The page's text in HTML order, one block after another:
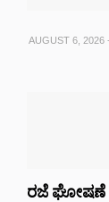
AUGUST 6, 2026
ರಜೆ ಘೋಷಣೆ